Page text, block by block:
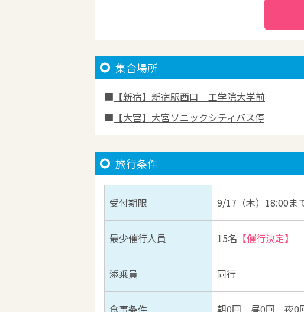
集合場所
【新宿】新宿駅西口 工学院大学前
【大宮】大宮ソニックシティバス停
旅行条件
受付期限 9/17（木）18:00ま
最少催行人員 15名 【催行決定】
添乗員 同行
食事条件 朝0回 昼0回 夜0